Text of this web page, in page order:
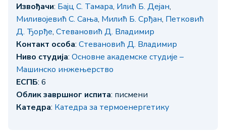
Извођачи: Бајц С. Тамара, Илић Б. Дејан,
Миливојевић С. Сања, Милић Б. Срђан, Петковић
Д. Ђорђе, Стевановић Д. Владимир
Контакт особа: Стевановић Д. Владимир
Ниво студија: Основне академске студије –
Машинско инжењерство
ЕСПБ: 6
Облик завршног испита: писмени
Катедра: Катедра за термоенергетику